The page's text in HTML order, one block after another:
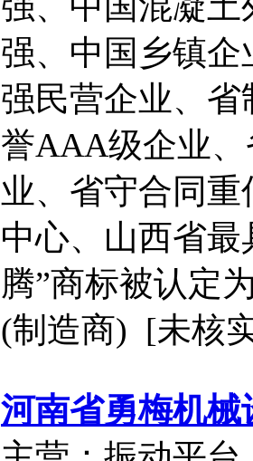
强、中国乡镇
强民营企业、省
誉AAA级企业
业、省守合同
中心、山西省
腾”商标被认定
(制造商) [未核
河南省勇梅机